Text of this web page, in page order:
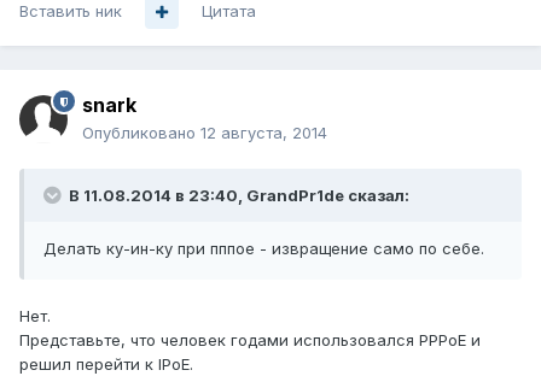
Вставить ник Цитата
snark
Опубликовано 12 августа, 2014
В 11.08.2014 в 23:40, GrandPr1de сказал:
Делать ку-ин-ку при пппое - извращение само по себе.
Нет.
Представьте, что человек годами использовался РРРоЕ и
решил перейти к IPоЕ.